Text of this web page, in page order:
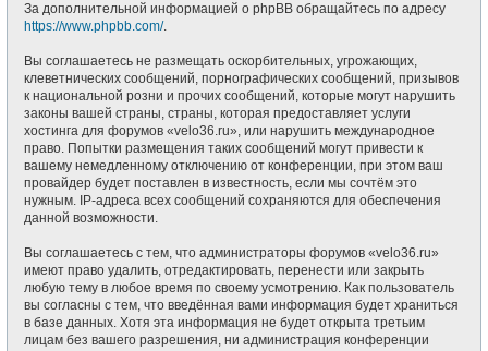
За дополнительной информацией о phpBB обращайтесь по адресу
https://www.phpbb.com/.
Вы соглашаетесь не размещать оскорбительных, угрожающих,
клеветнических сообщений, порнографических сообщений, призывов
к национальной розни и прочих сообщений, которые могут нарушить
законы вашей страны, страны, которая предоставляет услуги
хостинга для форумов «velo36.ru», или нарушить международное
право. Попытки размещения таких сообщений могут привести к
вашему немедленному отключению от конференции, при этом ваш
провайдер будет поставлен в известность, если мы сочтём это
нужным. IP-адреса всех сообщений сохраняются для обеспечения
данной возможности.
Вы соглашаетесь с тем, что администраторы форумов «velo36.ru»
имеют право удалить, отредактировать, перенести или закрыть
любую тему в любое время по своему усмотрению. Как пользователь
вы согласны с тем, что введённая вами информация будет храниться
в базе данных. Хотя эта информация не будет открыта третьим
лицам без вашего разрешения, ни администрация конференции